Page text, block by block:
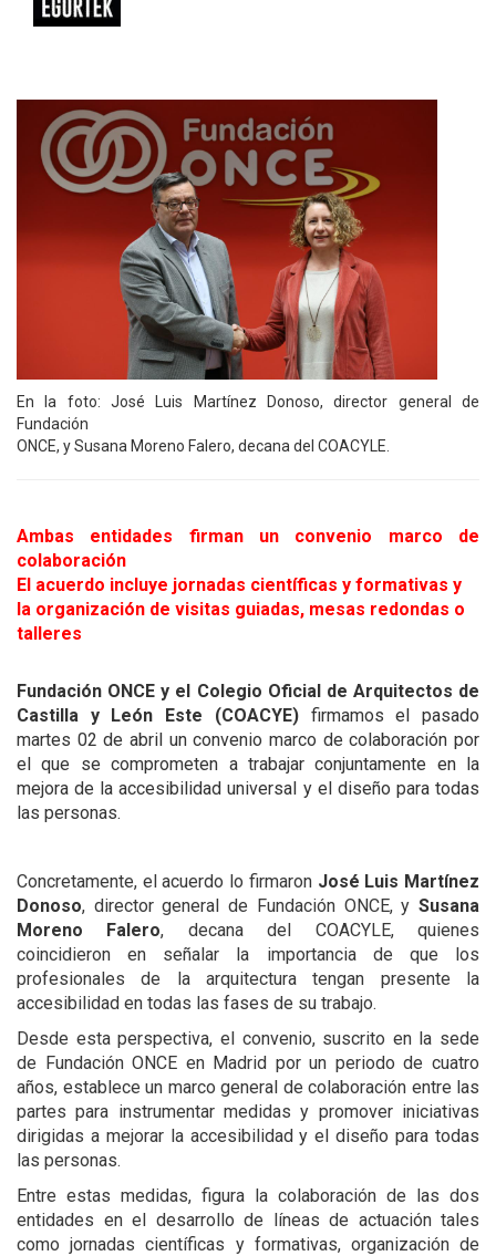
En la foto: José Luis Martínez Donoso, director general de
Fundación
ONCE, y Susana Moreno Falero, decana del COACYLE.
Ambas entidades firman un convenio marco de
colaboración
El acuerdo incluye jornadas científicas y formativas y
la organización de visitas guiadas, mesas redondas o
talleres
Fundación ONCE y el Colegio Oficial de Arquitectos de
Castilla y León Este (COACYE)firmamos el pasado
martes 02 de abril un convenio marco de colaboración por
el que se comprometen a trabajar conjuntamente en la
mejora de la accesibilidad universal y el diseño para todas
las personas.
Concretamente, el acuerdo lo firmaron José Luis Martínez
Donoso, director general de Fundación ONCE, y Susana
Moreno Falero, decana del COACYLE, quienes
coincidieron en señalar la importancia de que los
profesionales de la arquitectura tengan presente la
accesibilidad en todas las fases de su trabajo.
Desde esta perspectiva, el convenio, suscrito en la sede
de Fundación ONCE en Madrid por un periodo de cuatro
años, establece un marco general de colaboración entre las
partes para instrumentar medidas y promover iniciativas
dirigidas a mejorar la accesibilidad y el diseño para todas
las personas.
Entre estas medidas, figura la colaboración de las dos
entidades en el desarrollo de líneas de actuación tales
como jornadas científicas y formativas, organización de